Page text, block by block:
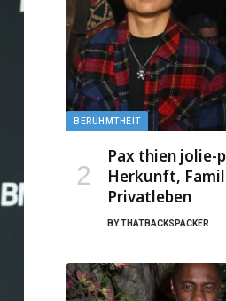
BERUHMTHEIT
Pax thien jolie-
Herkunft,
Privatleben
BYTHATBACKSPACKER